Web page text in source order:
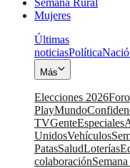
Mujeres
Últimas
noticiasPolítica
Más
Elecciones 2026
PlayMundo
TVGenteEspeciales
UnidosVehículos
PatasSaludLoterías
colaboración